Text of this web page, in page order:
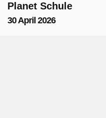
Planet Schule
30 April 2026